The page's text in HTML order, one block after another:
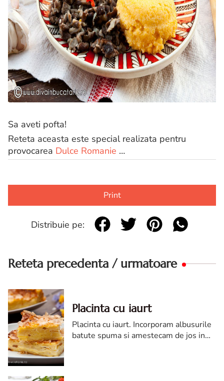
Sa aveti pofta!
Reteta aceasta este special realizata pentru
provocarea Dulce Romanie …
Print
Distribuie pe:
Reteta precedenta / urmatoare
Placinta cu iaurt
Placinta cu iaurt. Incorporam albusurile
batute spuma si amestecam de jos in